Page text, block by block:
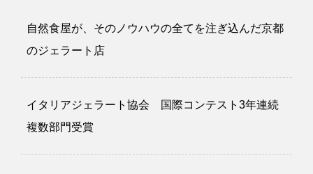
自然食屋が、そのノウハウの全てを注ぎ込んだ京都
のジェラート店
イタリアジェラート協会 国際コンテスト3年連続
複数部門受賞